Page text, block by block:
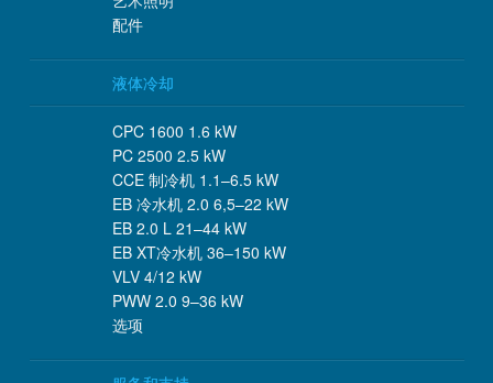
配件
液体冷却
CPC 1600 1.6 kW
PC 2500 2.5 kW
CCE 制冷机 1.1–6.5 kW
EB 冷水机 2.0 6,5–22 kW
EB 2.0 L 21–44 kW
EB XT冷水机 36–150 kW
VLV 4/12 kW
PWW 2.0 9–36 kW
选项